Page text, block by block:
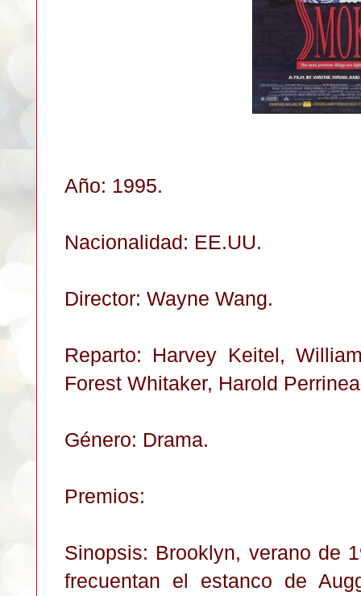
Año: 1995.
Nacionalidad: EE.UU.
Director: Wayne Wang.
Reparto: Harvey Keitel,
Forest Whitaker, Harold
Género: Drama.
Premios:
Sinopsis: Brooklyn, verano de
frecuentan el estanco de